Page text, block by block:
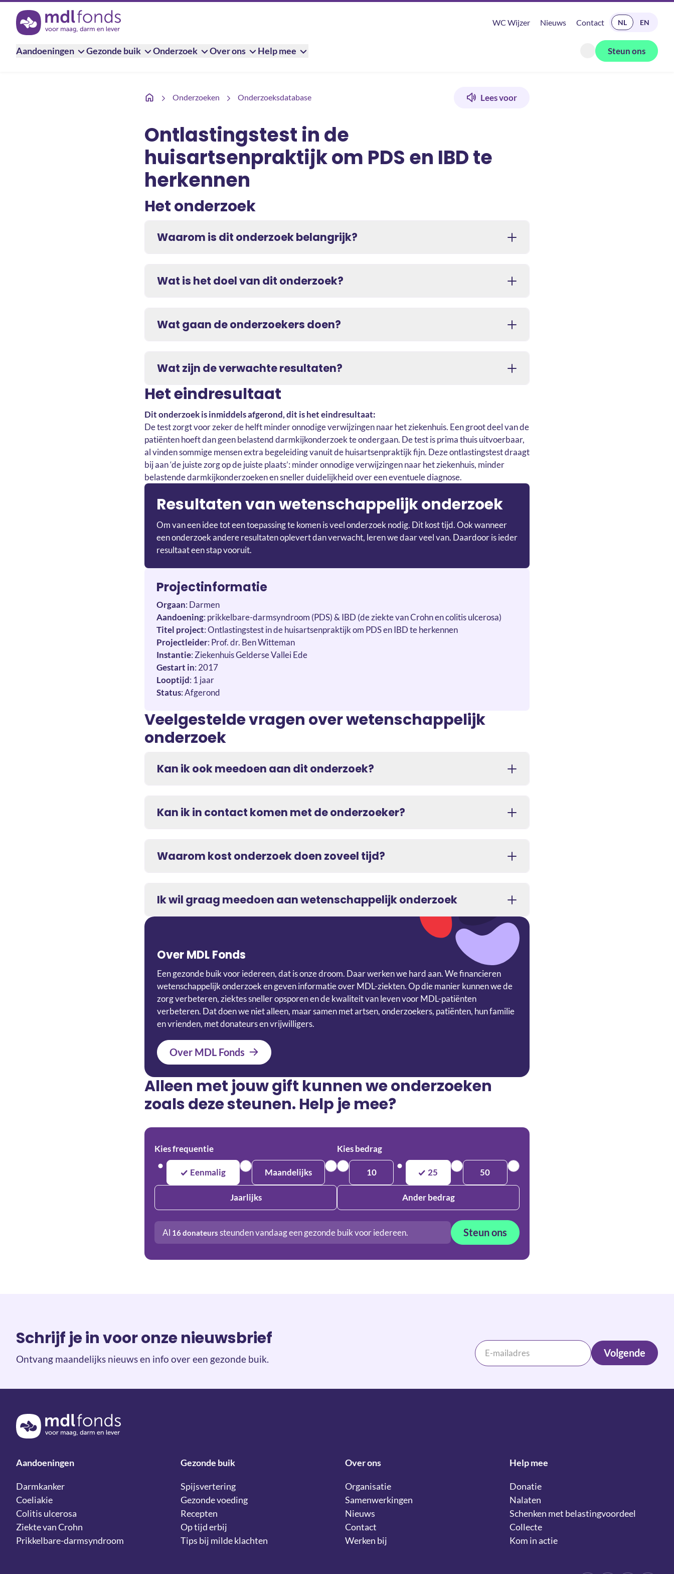
Terug naar de homepage
WC Wijzer Nieuws Contact READ IN ENGLISH
NL EN
Aandoeningen Gezonde buik Onderzoek Over ons Help mee
Zoeken openen
Steun ons
Onderzoeken Onderzoeksdatabase
Ontlastingstest in de huisartsenpraktijk om PDS en IBD te herkennen
Lees voor
Ontlastingstest in de
huisartsenpraktijk om PDS en IBD te
herkennen
Het onderzoek
Waarom is dit onderzoek belangrijk?
Wat is het doel van dit onderzoek?
Wat gaan de onderzoekers doen?
Wat zijn de verwachte resultaten?
Het eindresultaat
Dit onderzoek is inmiddels afgerond, dit is het eindresultaat:
De test zorgt voor zeker de helft minder onnodige verwijzingen naar het ziekenhuis. Een groot deel van de
patiënten hoeft dan geen belastend darmkijkonderzoek te ondergaan. De test is prima thuis uitvoerbaar,
al vinden sommige mensen extra begeleiding vanuit de huisartsenpraktijk fijn. Deze ontlastingstest draagt
bij aan ‘de juiste zorg op de juiste plaats’: minder onnodige verwijzingen naar het ziekenhuis, minder
belastende darmkijkonderzoeken en sneller duidelijkheid over een eventuele diagnose.
Resultaten van wetenschappelijk onderzoek
Om van een idee tot een toepassing te komen is veel onderzoek nodig. Dit kost tijd. Ook wanneer
een onderzoek andere resultaten oplevert dan verwacht, leren we daar veel van. Daardoor is ieder
resultaat een stap vooruit.
Projectinformatie
Orgaan: Darmen
Aandoening: prikkelbare-darmsyndroom (PDS) & IBD (de ziekte van Crohn en colitis ulcerosa)
Titel project: Ontlastingstest in de huisartsenpraktijk om PDS en IBD te herkennen
Projectleider: Prof. dr. Ben Witteman
Instantie: Ziekenhuis Gelderse Vallei Ede
Gestart in: 2017
Looptijd: 1 jaar
Status: Afgerond
Veelgestelde vragen over wetenschappelijk
onderzoek
Kan ik ook meedoen aan dit onderzoek?
Kan ik in contact komen met de onderzoeker?
Waarom kost onderzoek doen zoveel tijd?
Ik wil graag meedoen aan wetenschappelijk onderzoek
Over MDL Fonds
Een gezonde buik voor iedereen, dat is onze droom. Daar werken we hard aan. We financieren
wetenschappelijk onderzoek en geven informatie over MDL-ziekten. Op die manier kunnen we de
zorg verbeteren, ziektes sneller opsporen en de kwaliteit van leven voor MDL-patiënten
verbeteren. Dat doen we niet alleen, maar samen met artsen, onderzoekers, patiënten, hun familie
en vrienden, met donateurs en vrijwilligers.
Over MDL Fonds
Alleen met jouw gift kunnen we onderzoeken
zoals deze steunen. Help je mee?
Kies frequentie
Eenmalig Maandelijks
Jaarlijks
Kies bedrag
10 25 50
Ander bedrag
Al 16donateurs steunden vandaag een gezonde buik voor iedereen. Steun ons
Schrijf je in voor onze nieuwsbrief
Ontvang maandelijks nieuws en info over een gezonde buik. Volgende
Terug naar de homepage
Aandoeningen
Darmkanker
Coeliakie
Colitis ulcerosa
Ziekte van Crohn
Prikkelbare-darmsyndroom
Gezonde buik
Spijsvertering
Gezonde voeding
Recepten
Op tijd erbij
Tips bij milde klachten
Over ons
Organisatie
Samenwerkingen
Nieuws
Contact
Werken bij
Help mee
Donatie
Nalaten
Schenken met belastingvoordeel
Collecte
Kom in actie